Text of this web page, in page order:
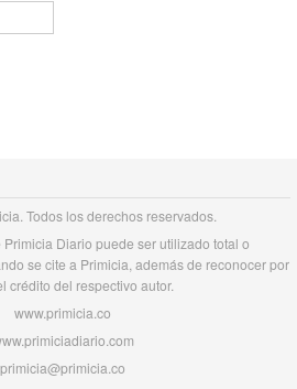
Todos los derechos reservados.
Diario puede ser utilizado total o
se cite a Primicia, además de reconocer por
crédito del respectivo autor.
www.primicia.co
primicia@primicia.co